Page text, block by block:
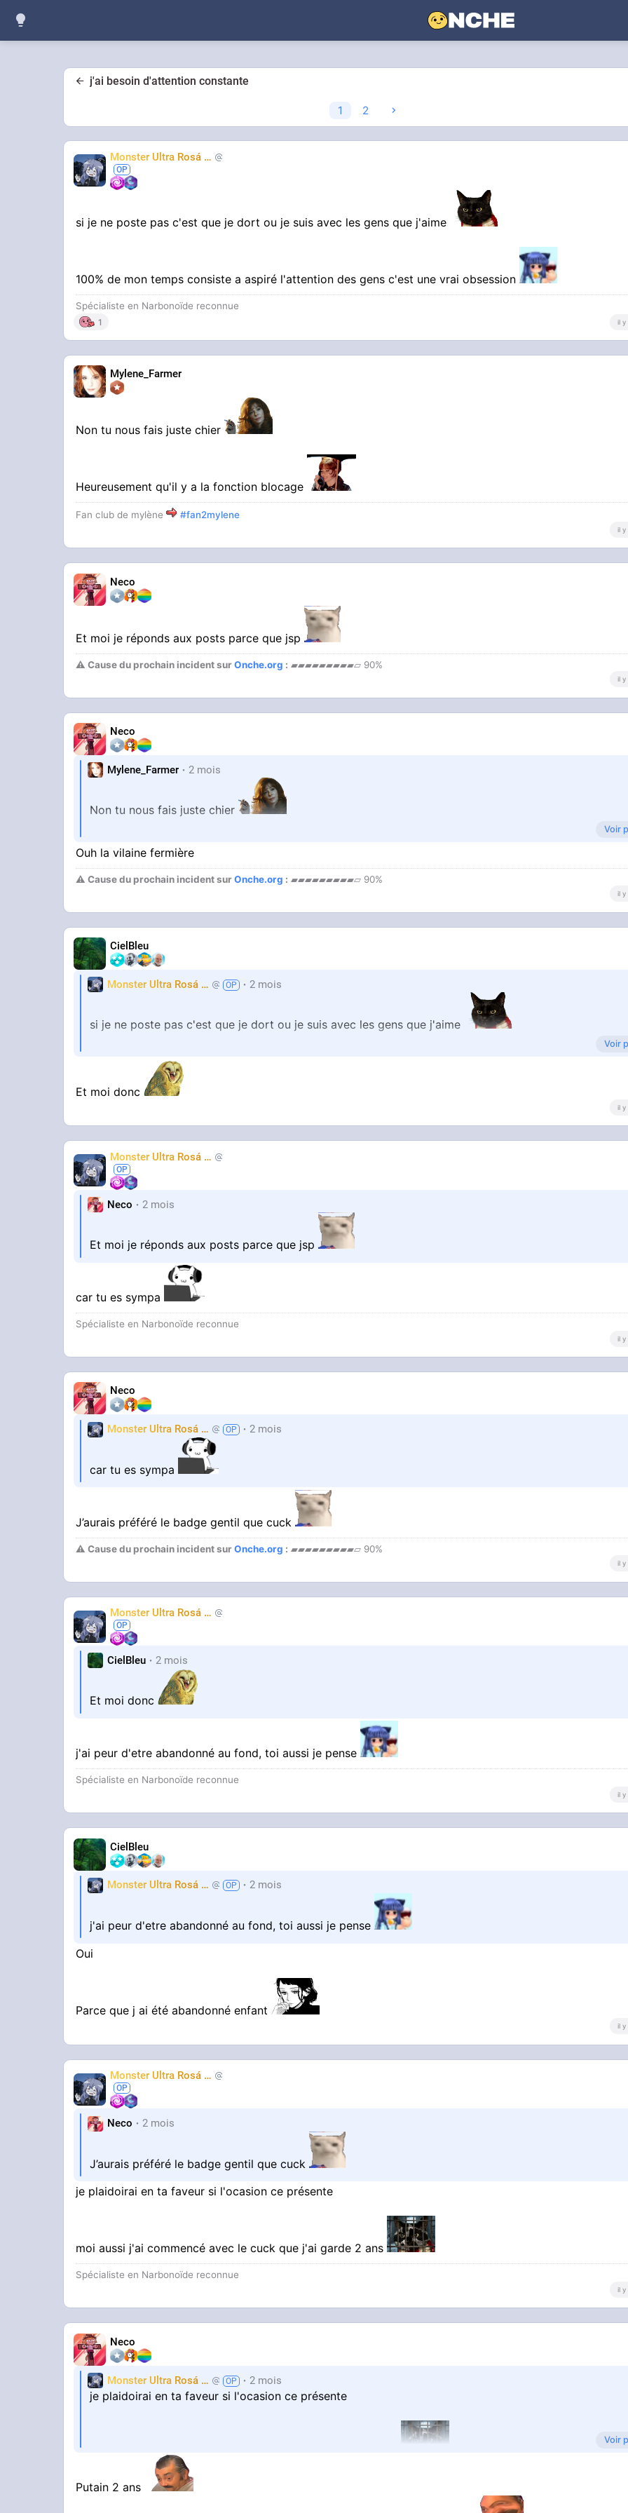
j'ai besoin d'attention constante
1 2
Monster Ultra Rosá
❤️
si je ne poste pas c'est que je dort ou je suis avec les gens que j'aime
100% de mon temps consiste a aspiré l'attention des gens c'est une vrai obsession
Spécialiste en Narbonoïde reconnue
1 il y
Mylene_Farmer
Non tu nous fais juste chier
Heureusement qu'il y a la fonction blocage
Fan club de mylène #fan2mylene
il y
Neco
Et moi je réponds aux posts parce que jsp
⚠ Cause du prochain incident surOnche.org : ▰▰▰▰▰▰▰▰▰▱ 90%
il y
Neco
Mylene_Farmer 2 mois
Non tu nous fais juste chier
Heureusement qu'il y a la fonction blocage
Voir
Ouh la vilaine fermière
⚠ Cause du prochain incident surOnche.org : ▰▰▰▰▰▰▰▰▰▱ 90%
il y
CielBleu
Monster Ultra Rosá
❤️ KheyFinito2 mois
si je ne poste pas c'est que je dort ou je suis avec les gens que j'aime
100% de mon temps consiste a aspiré l'attention des gens c'est une vrai obsession
Voir
Et moi donc
il y
Monster Ultra Rosá
❤️
Neco 2 mois
Et moi je réponds aux posts parce que jsp
car tu es sympa
Spécialiste en Narbonoïde reconnue
il y
Neco
Monster Ultra Rosá
❤️ KheyFinito2 mois
car tu es sympa
J’aurais préféré le badge gentil que cuck
⚠ Cause du prochain incident surOnche.org : ▰▰▰▰▰▰▰▰▰▱ 90%
il y
Monster Ultra Rosá
❤️
CielBleu 2 mois
Et moi donc
j'ai peur d'etre abandonné au fond, toi aussi je pense
Spécialiste en Narbonoïde reconnue
il y
CielBleu
Monster Ultra Rosá
❤️ KheyFinito2 mois
j'ai peur d'etre abandonné au fond, toi aussi je pense
Oui
Parce que j ai été abandonné enfant
il y
Monster Ultra Rosá
❤️
Neco 2 mois
J’aurais préféré le badge gentil que cuck
je plaidoirai en ta faveur si l'ocasion ce présente
moi aussi j'ai commencé avec le cuck que j'ai garde 2 ans
Spécialiste en Narbonoïde reconnue
il y
Neco
Monster Ultra Rosá
❤️ KheyFinito2 mois
je plaidoirai en ta faveur si l'ocasion ce présente
moi aussi j'ai commencé avec le cuck que j'ai garde 2 ans
Voir
Putain 2 ans